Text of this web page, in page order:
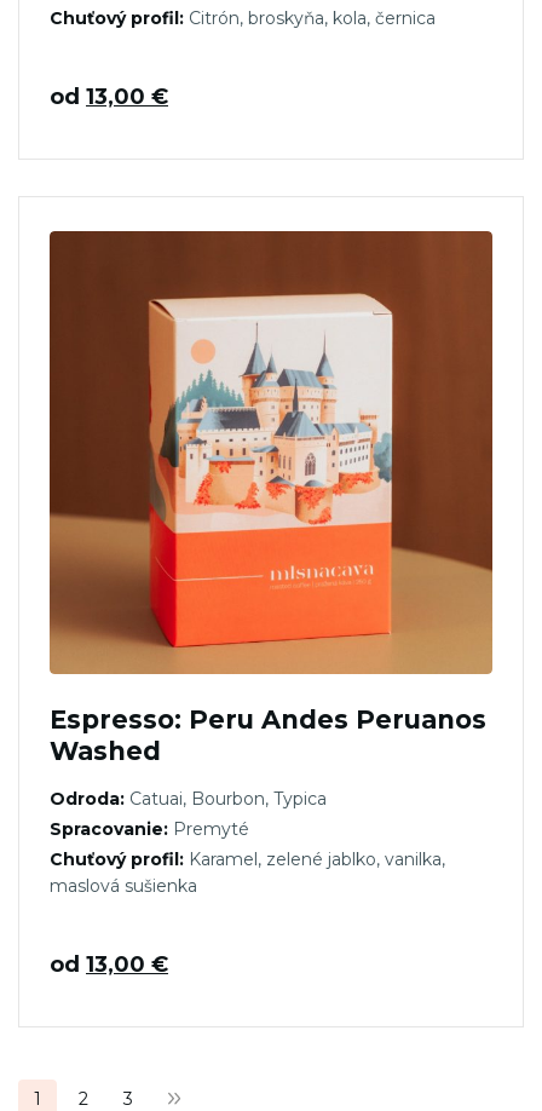
Chuťový profil: Citrón, broskyňa, kola, černica
od 13,00 €
Espresso: Peru Andes Peruanos
Washed
Odroda: Catuai, Bourbon, Typica
Spracovanie: Premyté
Chuťový profil: Karamel, zelené jablko, vanilka,
maslová sušienka
od 13,00 €
1 2 3